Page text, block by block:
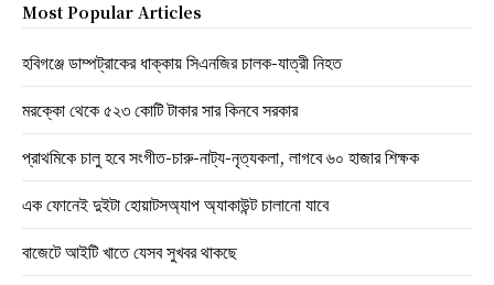
Most Popular Articles
হবিগঞ্জে ডাম্পট্রাকের ধাক্কায় সিএনজির চালক-যাত্রী নিহত
মরক্কো থেকে ৫২৩ কোটি টাকার সার কিনবে সরকার
প্রাথমিকে চালু হবে সংগীত-চারু-নাট্য-নৃত্যকলা, লাগবে ৬০ হাজার শিক্ষক
এক ফোনেই দুইটা হোয়াটসঅ্যাপ অ্যাকাউন্ট চালানো যাবে
বাজেটে আইটি খাতে যেসব সুখবর থাকছে